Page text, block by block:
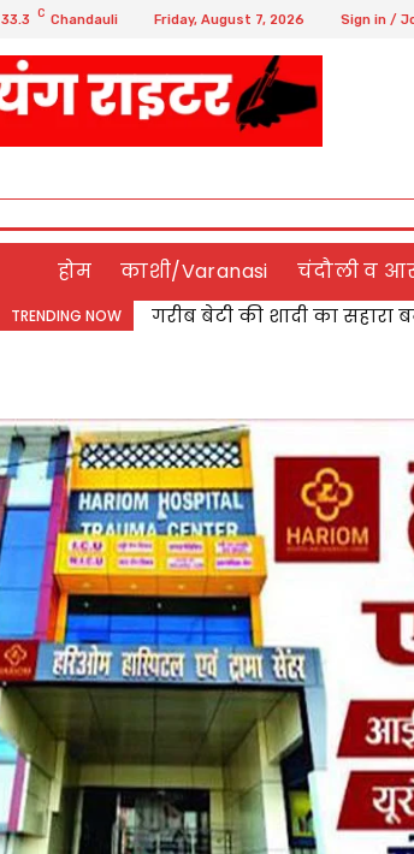
33.3 C Chandauli Friday, August 7, 2026 Sign in /
होम काशी/Varanasi चंदौली व
TRENDING NOW
गरीब बेटी की शादी का सहारा
Chandauli:बबुरी रोड पर